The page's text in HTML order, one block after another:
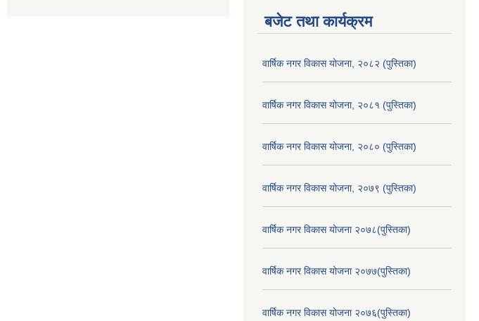
बजेट तथा कार्यक्रम
वार्षिक नगर विकास योजना, २०८२ (पुस्तिका)
वार्षिक नगर विकास योजना, २०८१ (पुस्तिका)
वार्षिक नगर विकास योजना, २०८० (पुस्तिका)
वार्षिक नगर विकास योजना, २०७९ (पुस्तिका)
वार्षिक नगर विकास योजना २०७८(पुस्तिका)
वार्षिक नगर विकास योजना २०७७(पुस्तिका)
वार्षिक नगर विकास योजना २०७६(पुस्तिका)